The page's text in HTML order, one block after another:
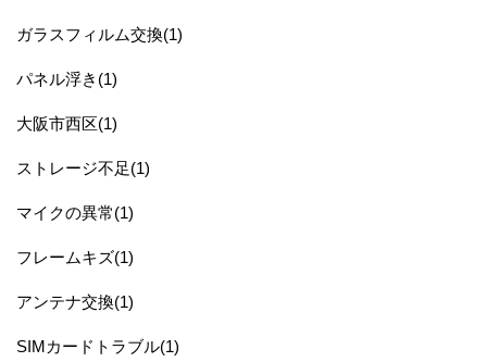
ガラスフィルム交換(1)
パネル浮き(1)
大阪市西区(1)
ストレージ不足(1)
マイクの異常(1)
フレームキズ(1)
アンテナ交換(1)
SIMカードトラブル(1)